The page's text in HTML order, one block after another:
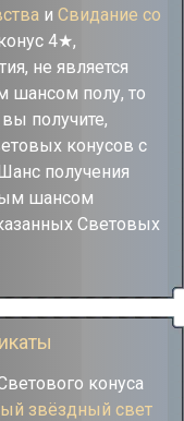
и Свидание со
4★,
не является
полу, то
получите,
конусов с
получения
шансом
Световых
конуса
звёздный свет